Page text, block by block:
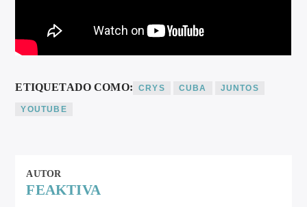
ETIQUETADO COMO: CRYS CUBA JUNTOS
YOUTUBE
AUTOR
FEAKTIVA